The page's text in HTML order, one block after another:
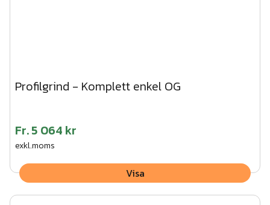
Profilgrind - Komplett enkel OG
Fr.5 064 kr
exkl.moms
Visa